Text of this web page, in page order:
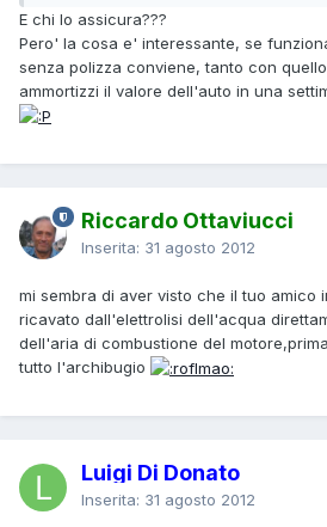
E chi lo assicura???
Pero' la cosa e' interessante, se
senza polizza conviene, tanto con
ammortizzi il valore dell'auto in una
Riccardo Ottaviucci
Inserita: 31 agosto 2012
mi sembra di aver visto che il tuo amico
ricavato dall'elettrolisi dell'acqua
dell'aria di combustione del
tutto l'archibugio
Luigi Di Donato
Inserita: 31 agosto 2012